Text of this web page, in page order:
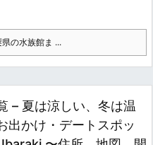
県の水族館ま ...
– 夏は涼しい、冬は温
出かけ・デートスポッ